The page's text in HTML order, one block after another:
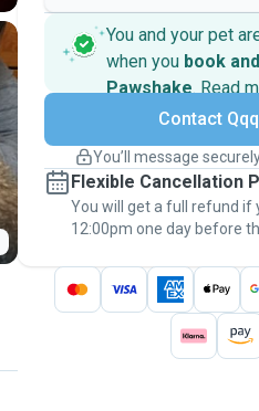
You and your pet
when you book
Pawshake. Read
Secure
Support if
Keep everything on
message, to payment - to
thePawshake
Contact Qqq
You’ll message
Flexible Cancellation
You will get a full refund if
12:00pm one day before